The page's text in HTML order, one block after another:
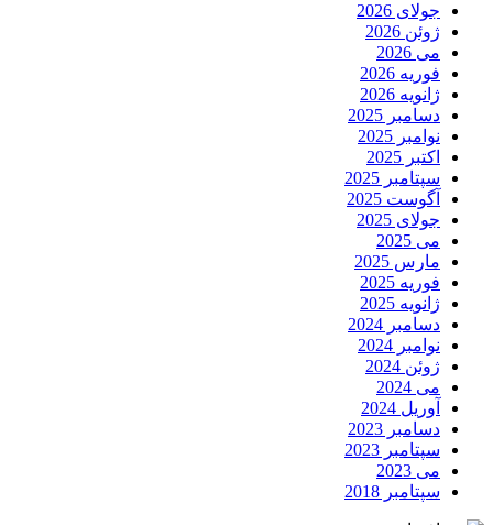
جولای 2026
ژوئن 2026
می 2026
فوریه 2026
ژانویه 2026
دسامبر 2025
نوامبر 2025
اکتبر 2025
سپتامبر 2025
آگوست 2025
جولای 2025
می 2025
مارس 2025
فوریه 2025
ژانویه 2025
دسامبر 2024
نوامبر 2024
ژوئن 2024
می 2024
آوریل 2024
دسامبر 2023
سپتامبر 2023
می 2023
سپتامبر 2018